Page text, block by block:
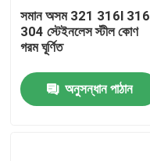
সমান অসম 321 316l 316
304 স্টেইনলেস স্টীল কোণ
গরম ঘূর্ণিত
অনুসন্ধান পাঠান